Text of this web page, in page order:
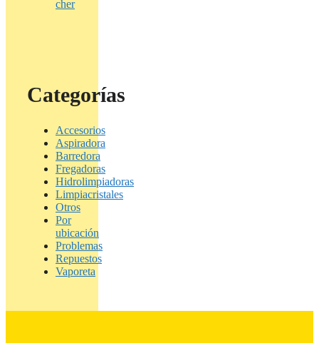
cher
Categorías
Accesorios
Aspiradora
Barredora
Fregadoras
Hidrolimpiadoras
Limpiacristales
Otros
Por
ubicación
Problemas
Repuestos
Vaporeta